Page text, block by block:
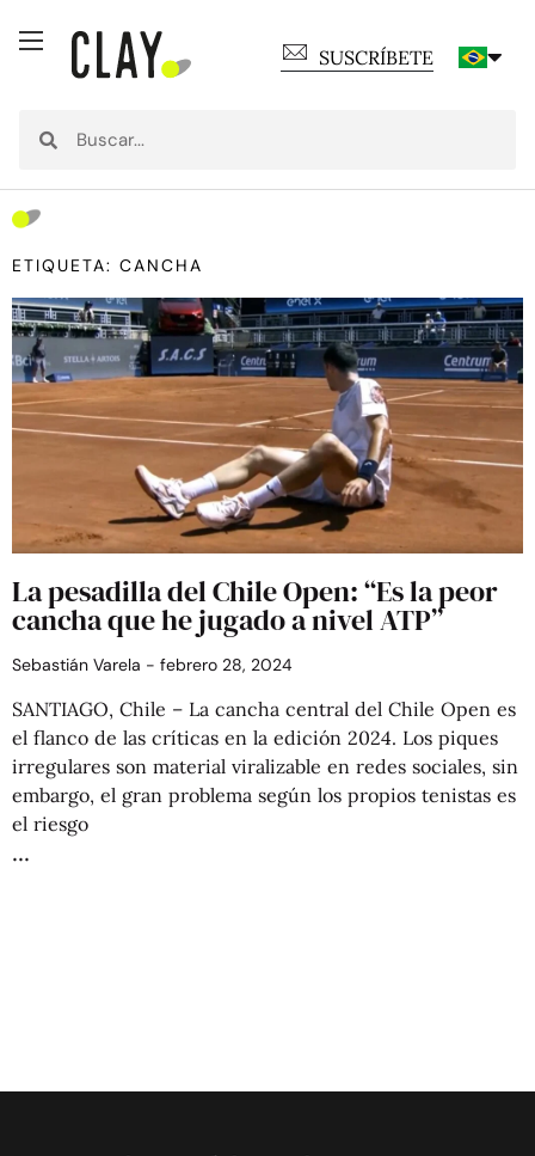
SUSCRÍBETE
ETIQUETA: CANCHA
La pesadilla del Chile Open: “Es la peor
cancha que he jugado a nivel ATP”
Sebastián Varela febrero 28, 2024
SANTIAGO, Chile – La cancha central del Chile Open es
el flanco de las críticas en la edición 2024. Los piques
irregulares son material viralizable en redes sociales, sin
embargo, el gran problema según los propios tenistas es
el riesgo